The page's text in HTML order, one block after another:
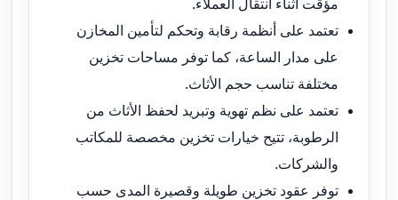
مؤقت أثناء انتقال العملاء.
تعتمد على أنظمة رقابة وتحكم لتأمين المخازن
على مدار الساعة، كما توفر مساحات تخزين
مختلفة تناسب حجم الأثاث.
تعتمد على نظم تهوية وتبريد لحفظ الأثاث من
الرطوبة، تتيح خيارات تخزين مخصصة للمكاتب
والشركات.
توفر عقود تخزين طويلة وقصيرة المدى حسب